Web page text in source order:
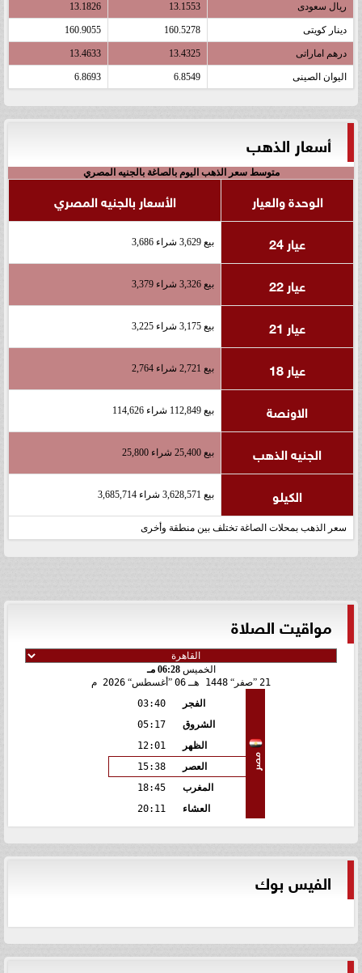
ريال سعودى 13.1553
13.1826
دينار كويتى 160.5278
160.9055
درهم اماراتى 13.4325
13.4633
اليوان الصينى 6.8549
6.8693
أسعار الذهب
متوسط سعر الذهب اليوم بالصاغة بالجنيه المصري
الوحدة والعيار
الأسعار بالجنيه المصري
عيار 24
بيع 3,629 شراء 3,686
عيار 22 بيع 3,326 شراء 3,379
عيار 21 بيع 3,175 شراء 3,225
عيار 18 بيع 2,721 شراء 2,764
الاونصة بيع 112,849 شراء 114,626
الجنيه الذهب بيع 25,400 شراء 25,800
الكيلو بيع 3,628,571 شراء 3,685,714
سعر الذهب بمحلات الصاغة تختلف بين منطقة وأخرى
مواقيت الصلاة
الخميس06:28 مـ
21 صفر 1448 هـ 06 أغسطس 2026 م
مصر
الفجر
03:40
الشروق
05:17
الظهر
12:01
العصر
15:38
المغرب
18:45
العشاء
20:11
الفيس بوك